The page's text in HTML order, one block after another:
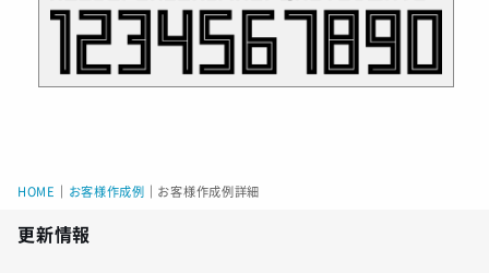
HOME お客様作成例 お客様作成例詳細
更新情報